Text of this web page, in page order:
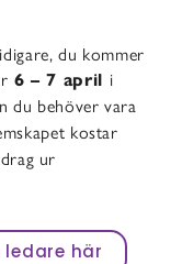
du kommer
6 – 7 april i
du behöver vara
kostar
ur
ledare här